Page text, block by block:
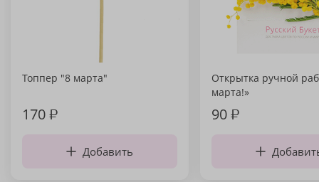
Топпер "8 марта"
170₽
Добавить
Открытка ручной
марта!»
90₽